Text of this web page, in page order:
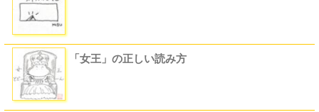
「女王」の正しい読み方